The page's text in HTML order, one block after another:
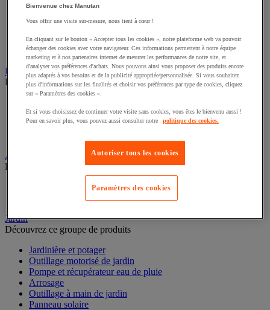
Parasol, tonnelle et barnum
Mobilier urbain
Mobilier de jardin et terrasse
Abri de jardin
Drapeau
Découvrez ce groupe de produits
Drapeau publicitaire
Mât
Abri urbain
Découvrez ce groupe de produits
Abri deux roues et multi-usages
Jardin
Découvrez ce groupe de produits
Jardinière et potager
Outillage motorisé de jardin
Pompe et récupérateur eau de pluie
Arrosage
Outillage à main de jardin
Panneau solaire
Bienvenue chez Manutan
Vous offrir une visite sur-mesure, nous tient à cœur !
En cliquant sur le bouton « Accepter tous les cookies », notre plateforme web va pouvoir
échanger des cookies avec votre navigateur. Ces informations permettent à notre équipe
marketing et à nos partenaires internet de mesurer les performances de notre site, et
d'analyser vos préférences d'achats. Nous pouvons ainsi vous proposer des produits encore
plus adaptés à vos besoins et de la publicité appropriée/personnalisée. Si vous souhaitez
plus d'informations sur les finalités et choisir vos préférences par type de cookies, cliquez
sur « Paramètres des cookies ».
Et si vous choisissez de continuer votre visite sans cookies, vous êtes le bienvenu aussi !
Pour en savoir plus, vous pouvez aussi consulter notre
politique des cookies.
Autoriser tous les cookies
Paramètres des cookies